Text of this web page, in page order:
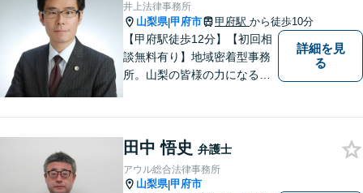
井上法律事務所
山梨県|甲府市 甲府駅 から徒歩10分
【甲府駅徒歩12分】【初回相
談無料有り】地域密着型事務
所。山梨の皆様の力になるべ
なんでもご相談ください。将
来を見据えた適切なソリュー
ションをご提案いたします。
詳細を見
る
田中 悟史 弁護士
アウル総合法律事務所
山梨県|甲府市